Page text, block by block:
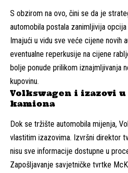
S obzirom na ovo, čini se da je
automobila postala zanimljivija
Imajući u vidu sve veće cijene novih
eventualne reperkusije na cijene
bolje ponude prilikom iznajmljivanja
kupovinu.
Volkswagen i izazovi
kamiona
Dok se tržište automobila mijenja,
vlastitim izazovima. Izvršni direktor
nisu sve informacije dostupne u
Zapošljavanje savjetničke tvrtke